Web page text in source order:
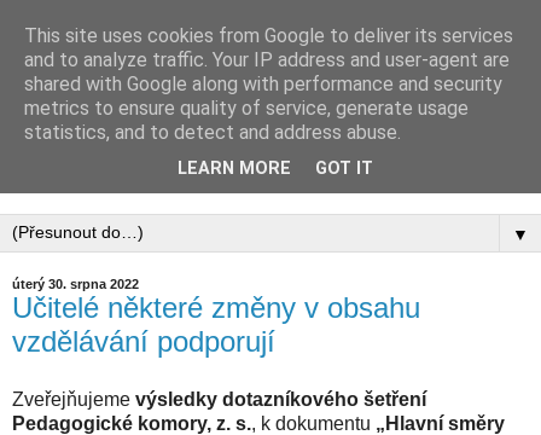
PEDAGOGICKÁ
KOMORA, ZAPSANÝ
▼
úterý 30. srpna 2022
Učitelé některé změny v obsahu
vzdělávání podporují
Zveřejňujeme výsledky dotazníkového šetření
Pedagogické komory, z. s., k dokumentu „Hlavní směry
This site uses cookies from Google to deliver its services
and to analyze traffic. Your IP address and user-agent are
shared with Google along with performance and security
metrics to ensure quality of service, generate usage
statistics, and to detect and address abuse.
LEARN MORE GOT IT